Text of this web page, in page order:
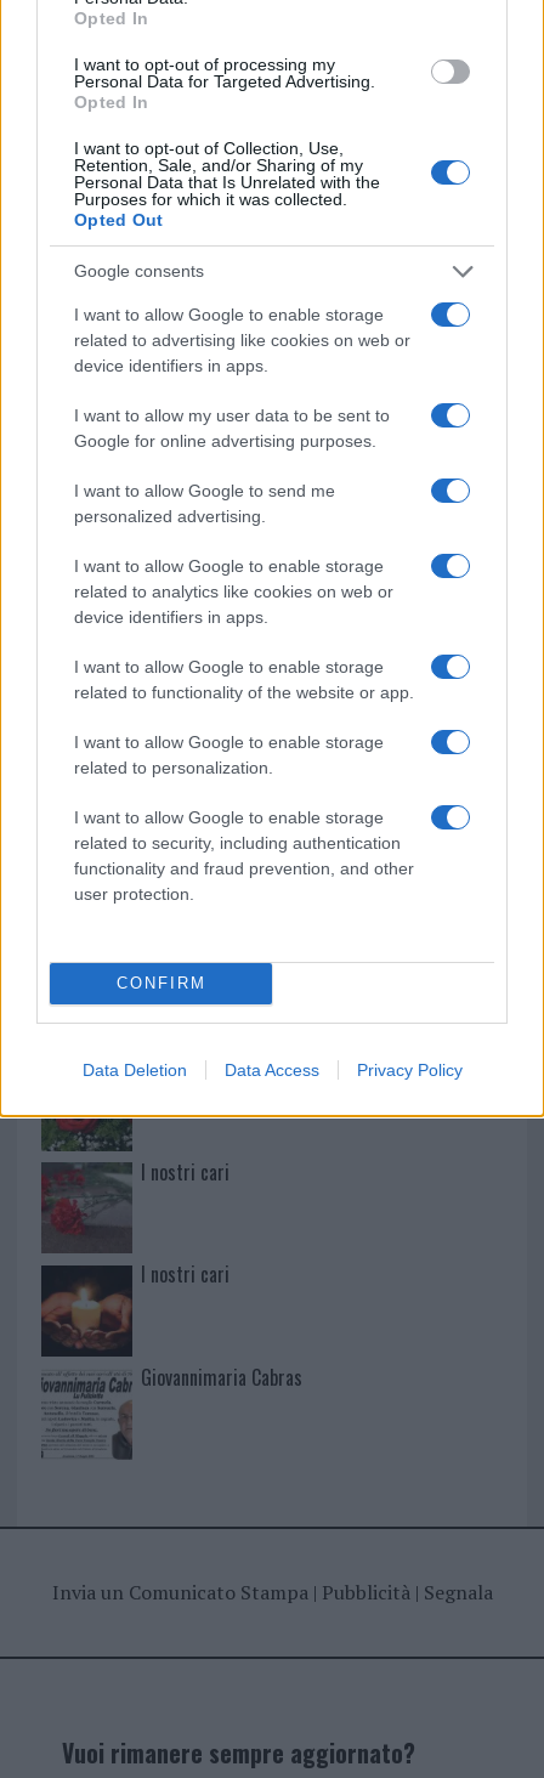
Opted In
I want to opt-out of processing my
Personal Data for Targeted Advertising.
Opted In
I want to opt-out of Collection, Use,
Retention, Sale, and/or Sharing of my
Personal Data that Is Unrelated with the
Purposes for which it was collected.
Opted Out
Google consents
I want to allow Google to enable storage
related to advertising like cookies on web or
device identifiers in apps.
I want to allow my user data to be sent to
Google for online advertising purposes.
I want to allow Google to send me
personalized advertising.
I want to allow Google to enable storage
related to analytics like cookies on web or
device identifiers in apps.
I want to allow Google to enable storage
related to functionality of the website or app.
I want to allow Google to enable storage
related to personalization.
I want to allow Google to enable storage
related to security, including authentication
functionality and fraud prevention, and other
user protection.
CONFIRM
Data Deletion Data Access Privacy Policy
Auto prende fuoco sulla strada statale 125 a
Olbia, cosa è successo
Incidente sulla 125 a Olbia, due auto coinvolte:
danni ingenti
Auto finisce contro un muretto, un ferito ad
Arzachena
Incidente a Baia Sardinia, scontro tra auto e
moto: un ferito
NECROLOGIE
Mario Malu
Paolo Pinna
Martina Agostina Diturco
I nostri cari
I nostri cari
I nostri cari
Giovannimaria Cabras
Invia un Comunicato Stampa| Pubblicità| Segnala
Vuoi rimanere sempre aggiornato?